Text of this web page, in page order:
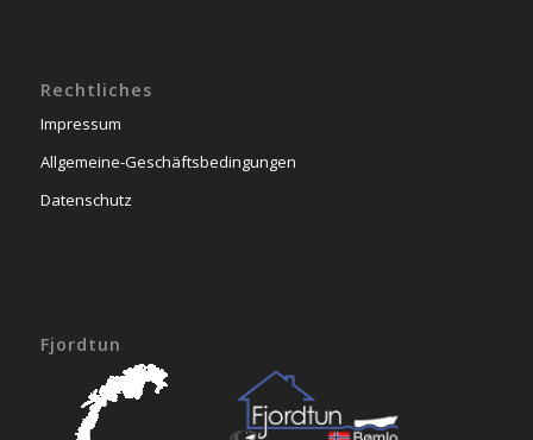
Rechtliches
Impressum
Allgemeine-Geschäftsbedingungen
Datenschutz
Fjordtun